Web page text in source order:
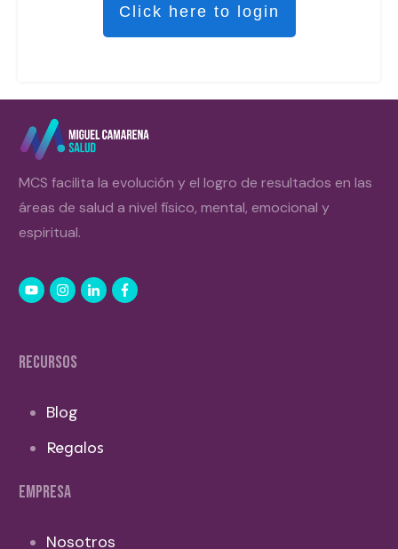
Click here to login
MCS facilita la evolución y el logro de resultados en las
áreas de salud a nivel físico, mental, emocional y
espiritual.
RECURSOS
Blog
Regalos
EMPRESA
Nosotros